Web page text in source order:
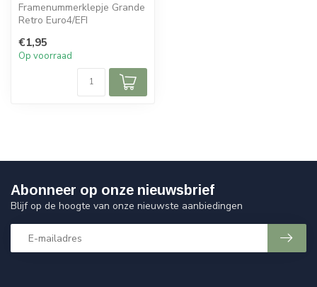
Framenummerklepje Grande
Retro Euro4/EFI
€1,95
Op voorraad
Abonneer op onze nieuwsbrief
Blijf op de hoogte van onze nieuwste aanbiedingen